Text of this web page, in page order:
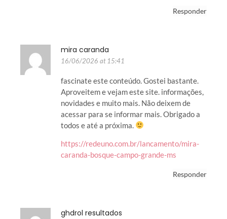
Responder
mira caranda
16/06/2026 at 15:41
fascinate este conteúdo. Gostei bastante.
Aproveitem e vejam este site. informações,
novidades e muito mais. Não deixem de
acessar para se informar mais. Obrigado a
todos e até a próxima.
https://redeuno.com.br/lancamento/mira-
caranda-bosque-campo-grande-ms
Responder
ghdrol resultados